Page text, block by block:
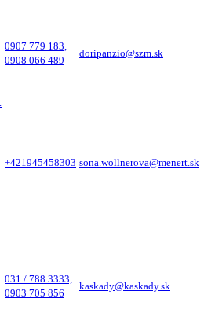
0907 779 183,
0908 066 489
doripanzio@szm.sk
+421945458303 sona.wollnerova@menert.sk
031 / 788 3333,
0903 705 856
kaskady@kaskady.sk